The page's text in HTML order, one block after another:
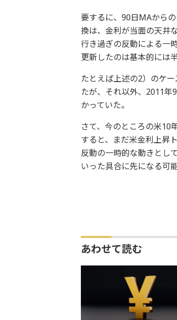
要するに、90日MAから
換は、金利が当面の天井
行き過ぎの反動による一
更新したのは基本的には
たとえば上述の2）のケ
たが、それ以外、2011年
かっていた。
さて、今のところの米10
すると、まだ米金利上昇
反動の一時的な動きとし
いった具合に先になる可
あわせて読む